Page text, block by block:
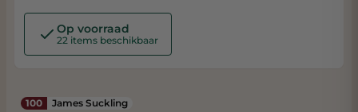
Op voorraad
22 items beschikbaar
100 James Suckling